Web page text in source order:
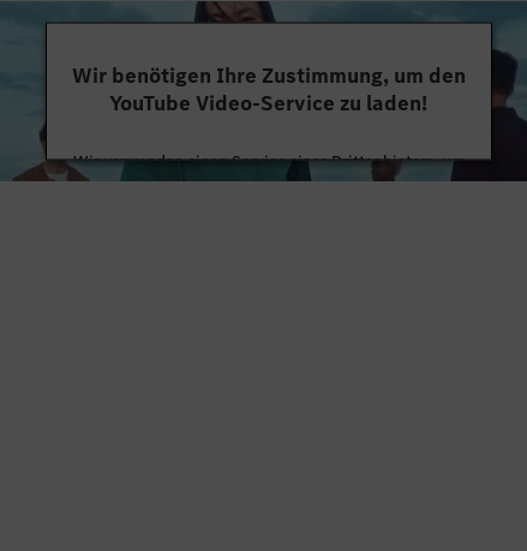
Wir benötigen Ihre Zustimmung, um den
YouTube Video-Service zu laden!
Wir verwenden einen Service eines Drittanbieters, um
Videoinhalte einzubetten. Dieser Service kann Daten zu